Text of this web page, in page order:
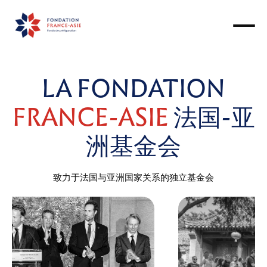
LA FONDATION
FRANCE-ASIE法国-亚
洲基金会
致力于法国与亚洲国家关系的独立基金会